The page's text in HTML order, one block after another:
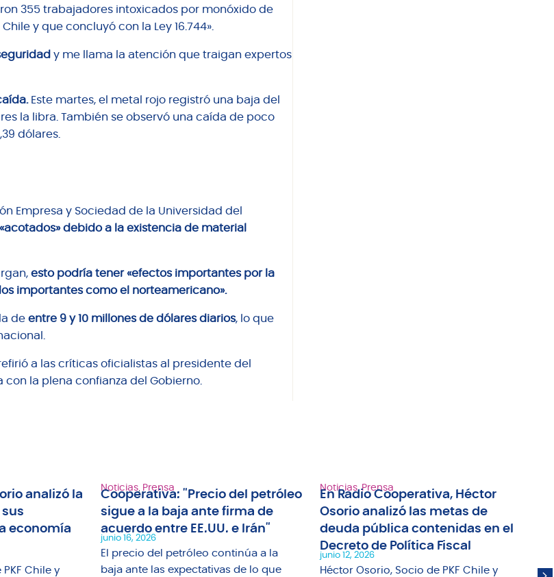
355 trabajadores intoxicados por monóxido de
y que concluyó con la Ley 16.744».
y me llama la atención que traigan expertos
Este martes, el metal rojo registró una baja del
la libra. También se observó una caída de poco
dólares.
Empresa y Sociedad de la Universidad del
debido a la existencia de material
esto podría tener «efectos importantes por la
importantes como el norteamericano».
deentre 9 y 10 millones de dólares diarios, lo que
a las críticas oficialistas al presidente del
con la plena confianza del Gobierno.
analizó la
economía
Chile y
Noticias Prensa
Cooperativa: "Precio del petróleo
sigue a la baja ante firma de
acuerdo entre EE.UU. e Irán"
junio 16, 2026
El precio del petróleo continúa a la
baja ante las expectativas de lo que
Noticias,Prensa
En Radio Cooperativa, Héctor
Osorio analizó las metas de
deuda pública contenidas en el
Decreto de Política Fiscal
junio 12, 2026
Héctor Osorio, Socio de PKF Chile y
El